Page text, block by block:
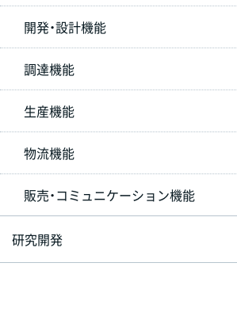
開発・設計機能
調達機能
生産機能
物流機能
販売・コミュニケーション機能
研究開発